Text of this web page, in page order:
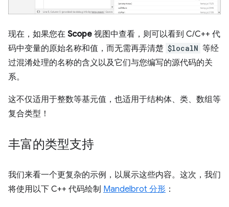
现在，如果您在 Scope 视图中查看，则可以看到 C/C++ 代
码中变量的原始名称和值，而无需再弄清楚 $localN 等经
过混淆处理的名称的含义以及它们与您编写的源代码的关
系。
这不仅适用于整数等基元值，也适用于结构体、类、数组等
复合类型！
丰富的类型支持
我们来看一个更复杂的示例，以展示这些内容。这次，我们
将使用以下 C++ 代码绘制 Mandelbrot 分形 ：